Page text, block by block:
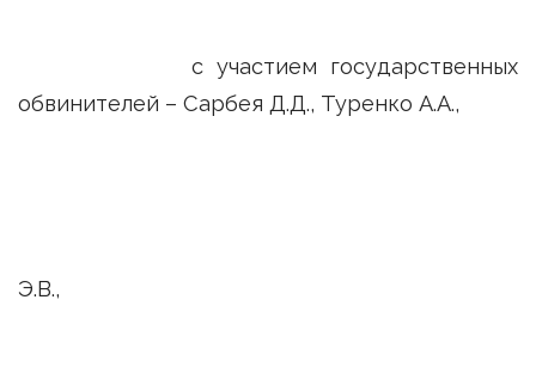
с участием государственных
обвинителей – Сарбея Д.Д., Туренко А.А.,
Э.В.,